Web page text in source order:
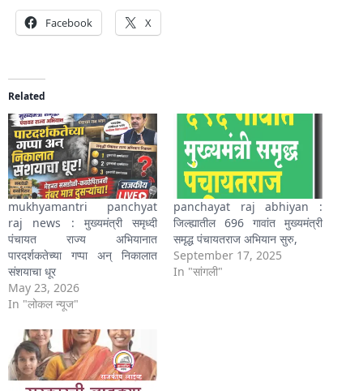
Facebook X
Related
mukhyamantri panchyat
raj news : मुख्यमंत्री समृध्दी
पंचायत राज्य अभियानात
पारदर्शकतेच्या गप्पा अन् निकालात
संशयाचा धूर
May 23, 2026
In "लोकल न्यूज"
panchayat raj abhiyan :
जिल्ह्यातील 696 गावांत मुख्यमंत्री
समृद्ध पंचायतराज अभियान सुरु,
September 17, 2025
In "सांगली"